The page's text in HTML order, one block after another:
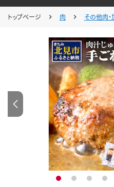
トップページ 肉 その他肉
1 2 3 4